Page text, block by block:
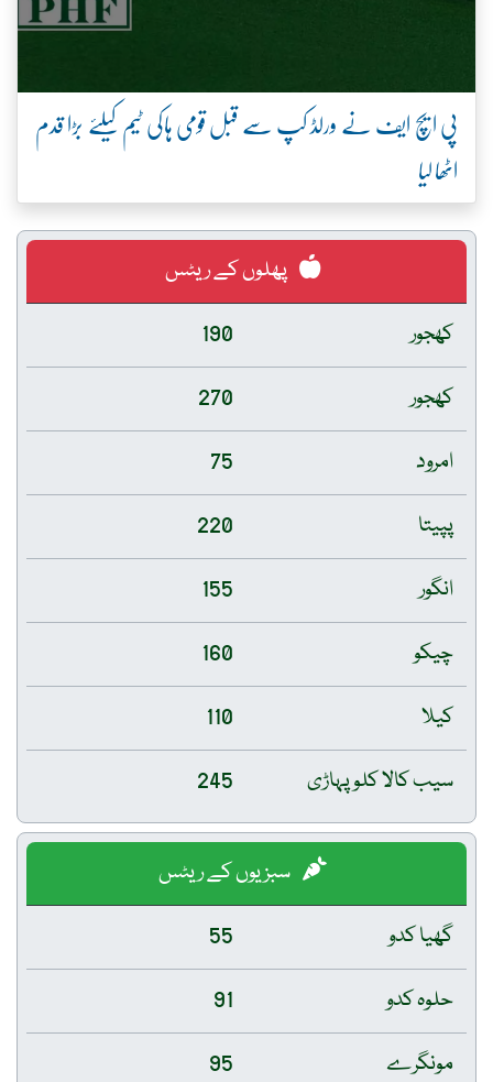
پی ایچ ایف نے ورلڈ کپ سے قبل قومی ہاکی ٹیم کیلئے بڑا قدم
اٹھا لیا
پھلوں کے ریٹس
کھجور
190
کھجور
270
امرود
75
پپیتا
220
انگور
155
چیکو
160
کیلا
110
سیب کالا کلو پہاڑی
245
سبزیوں کے ریٹس
گھیا کدو
55
حلوہ کدو
91
مونگرے
95